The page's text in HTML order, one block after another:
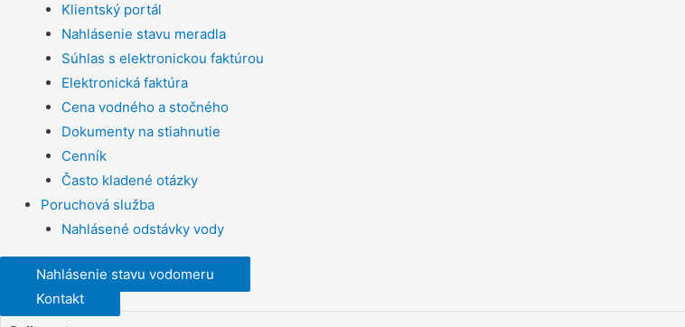
Klientský portál
Nahlásenie stavu meradla
Súhlas s elektronickou faktúrou
Elektronická faktúra
Cena vodného a stočného
Dokumenty na stiahnutie
Cenník
Často kladené otázky
Poruchová služba
Nahlásené odstávky vody
Nahlásenie stavu vodomeru
Kontakt